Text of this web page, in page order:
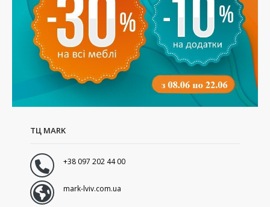
ТЦ MARK
+38 097 202 44 00
mark-lviv.com.ua